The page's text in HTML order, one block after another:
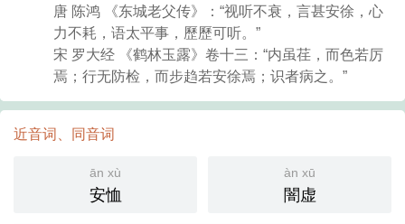
唐 陈鸿 《东城老父传》：“视听不衰，言甚安徐，心
力不耗，语太平事，歷歷可听。”
宋 罗大经 《鹤林玉露》卷十三：“内虽荏，而色若厉
焉；行无防检，而步趋若安徐焉；识者病之。”
近音词、同音词
ān xù
安恤
àn xū
闇虚